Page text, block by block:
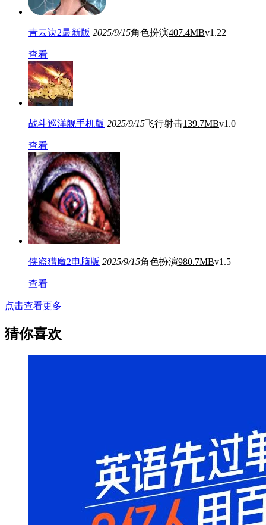
青云诀2最新版 2025/9/15角色扮演407.4MBv1.22
查看
战斗巡洋舰手机版 2025/9/15飞行射击139.7MBv1.0
查看
侠盗猎魔2电脑版 2025/9/15角色扮演980.7MBv1.5
查看
点击查看更多
猜你喜欢